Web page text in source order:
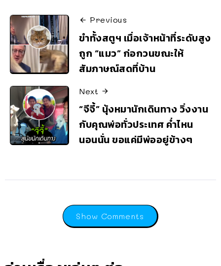
Previous
ขำทั้งสตูฯ เมื่อเจ้าหน้าที่ระดับสูง
ถูก “แมว” ก่อกวนขณะให้
สัมภาษณ์สดที่บ้าน
Next
“จีจี้” นุ้งหมานักเดินทาง วิ่งงาน
กับคุณพ่อทั่วประเทศ ค่ำไหน
นอนนั่น ขอแค่มีพ่ออยู่ข้างๆ
Show Comments